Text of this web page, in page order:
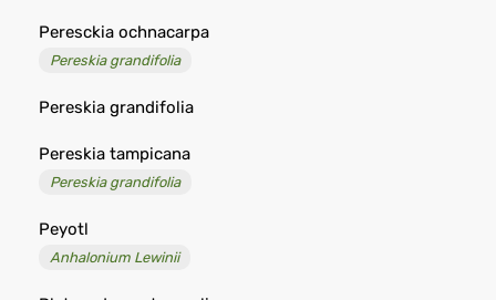
Peresckia ochnacarpa
Pereskia grandifolia
Pereskia grandifolia
Pereskia tampicana
Pereskia grandifolia
Peyotl
Anhalonium Lewinii